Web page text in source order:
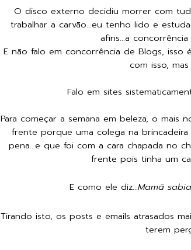
O disco externo decidiu morrer com
trabalhar a carvão...eu tenho lido e
afins...a
E não falo em concorrência de Blogs,
com isso,
Falo em sites
Para começar a semana em beleza, o
frente porque uma colega na
pena...e que foi com a cara chapada no
frente pois tinha um
E como ele diz...Mamã
Tirando isto, os posts e emails atrasados
terem